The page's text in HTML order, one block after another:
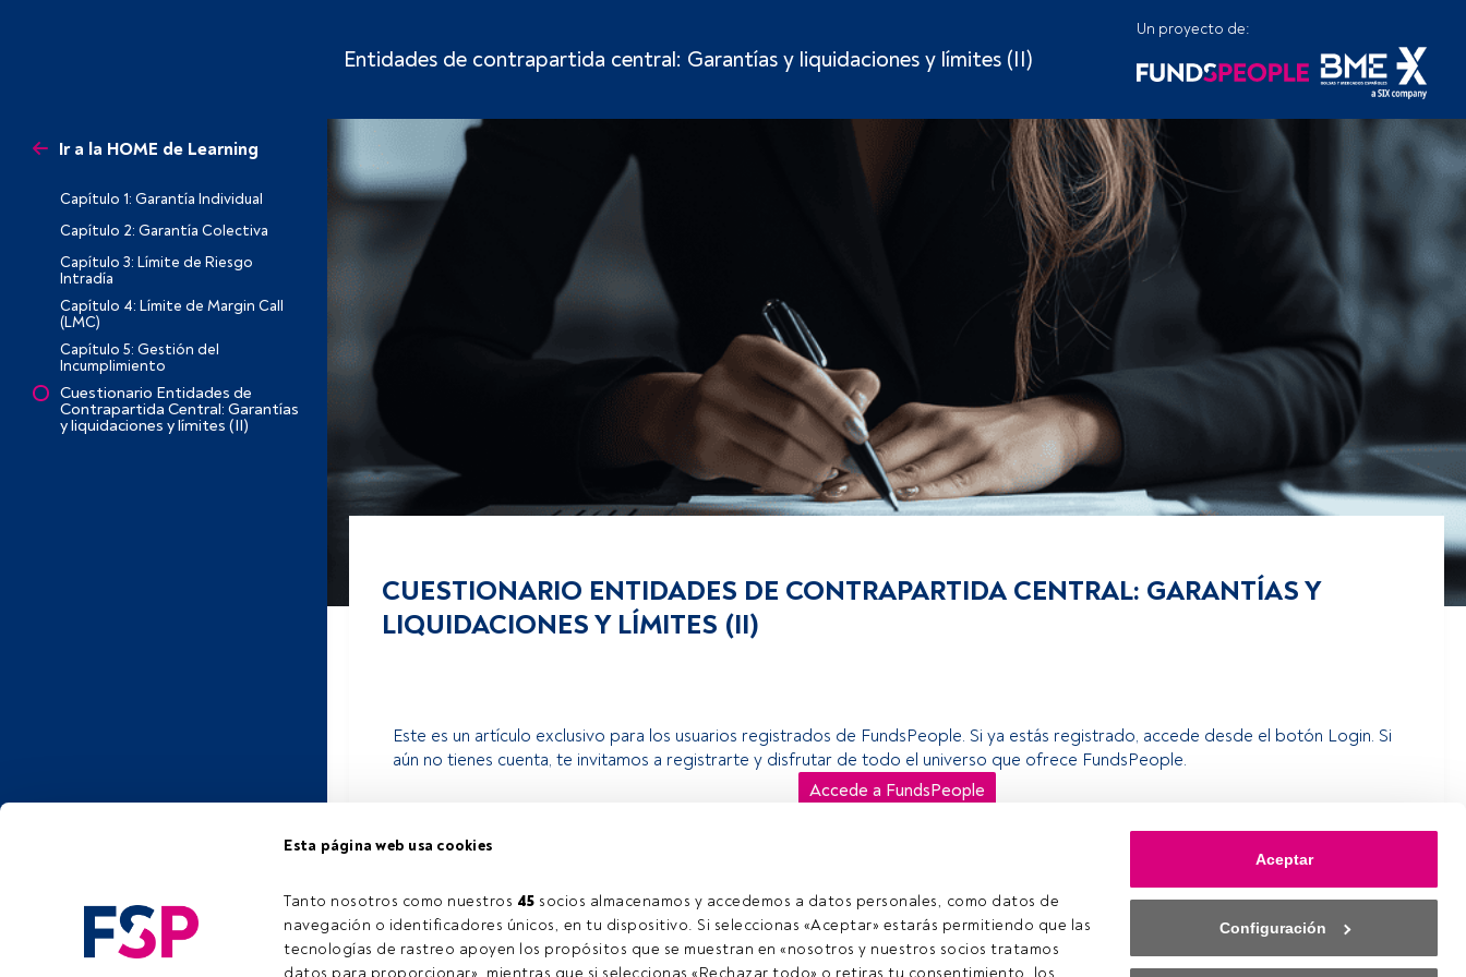
Esta página web usa cookies
Tanto nosotros como nuestros 45 socios almacenamos y accedemos a datos personales, como datos de
navegación o identificadores únicos, en tu dispositivo. Si seleccionas «Aceptar» estarás permitiendo que las
tecnologías de rastreo apoyen los propósitos que se muestran en «nosotros y nuestros socios tratamos
Aceptar
Configuración
Entidades de contrapartida central: Garantías y liquidaciones y límites (II)
Un proyecto de:
Ir a la HOME de Learning
Capítulo 1: Garantía Individual
Capítulo 2: Garantía Colectiva
Capítulo 3: Límite de Riesgo
Intradía
Capítulo 4: Límite de Margin Call
(LMC)
Capítulo 5: Gestión del
Incumplimiento
Cuestionario Entidades de
Contrapartida Central: Garantías
y liquidaciones y límites (II)
CUESTIONARIO ENTIDADES DE CONTRAPARTIDA CENTRAL: GARANTÍAS Y
LIQUIDACIONES Y LÍMITES (II)
Este es un artículo exclusivo para los usuarios registrados de FundsPeople. Si ya estás registrado, accede desde el botón Login. Si
aún no tienes cuenta, te invitamos a registrarte y disfrutar de todo el universo que ofrece FundsPeople.
Accede a FundsPeople